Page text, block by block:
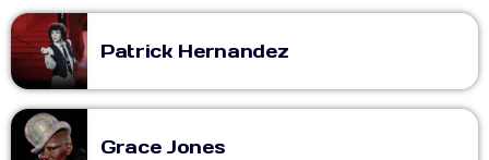
Patrick Hernandez
Grace Jones